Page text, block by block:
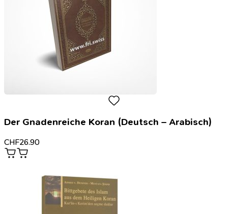
Der Gnadenreiche Koran (Deutsch – Arabisch)
CHF26.90